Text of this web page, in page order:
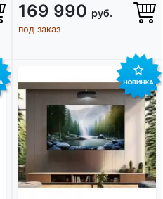
169 990 руб.
под заказ